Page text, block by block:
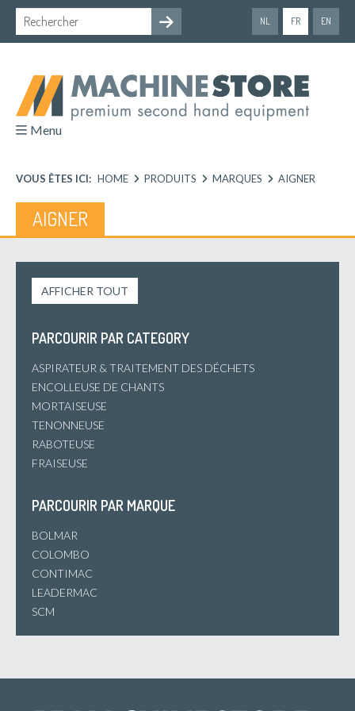
NL FR EN
Menu
VOUS ÊTES ICI: HOME PRODUITS MARQUES AIGNER
AIGNER
AFFICHER TOUT
PARCOURIR PAR CATEGORY
ASPIRATEUR & TRAITEMENT DES DÉCHETS
ENCOLLEUSE DE CHANTS
MORTAISEUSE
TENONNEUSE
RABOTEUSE
FRAISEUSE
PARCOURIR PAR MARQUE
BOLMAR
COLOMBO
CONTIMAC
LEADERMAC
SCM